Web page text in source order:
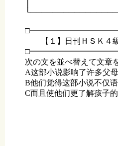
【１】日刊ＨＳＫ４級
次の文を並べ替えて文章
A这部小说影响了许多父母
B他们觉得这部小说不仅
C而且使他们更了解孩子